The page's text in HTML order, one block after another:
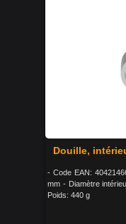
Douille,
- Code EAN:
mm - Diamètre
Poids: 440 g